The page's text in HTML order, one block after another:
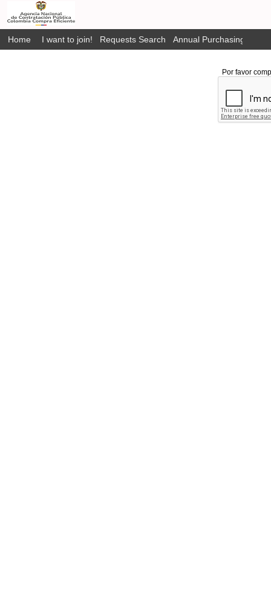
Home I want to join! Requests Search Annual Purchasing Plan
Por favor